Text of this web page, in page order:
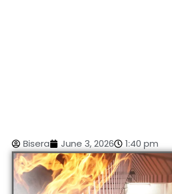
Bisera June 3, 2026 1:40 pm